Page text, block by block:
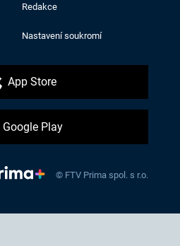
Redakce
Nastavení soukromí
App Store
Google Play
© FTV Prima spol. s r.o.